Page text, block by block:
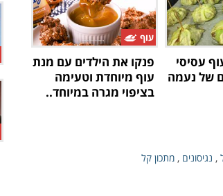
עסיסי
של נעמה
עוף
פנקו את הילדים עם מנת
עוף מיוחדת וטעימה
בציפוי מגרה במיוחד..
, נגיסונים , מתכון קל